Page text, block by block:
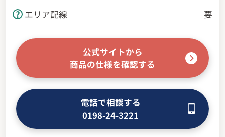
エリア配線
要
公式サイトから
商品の仕様を確認する
電話で相談する
0198-24-3221